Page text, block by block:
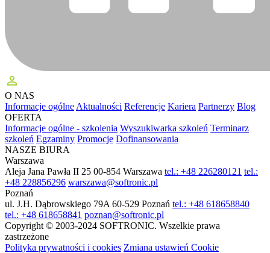
perm_identity
O NAS
Informacje ogólne Aktualności Referencje Kariera Partnerzy Blog
OFERTA
Informacje ogólne - szkolenia Wyszukiwarka szkoleń Terminarz
szkoleń Egzaminy Promocje Dofinansowania
NASZE BIURA
Warszawa
Aleja Jana Pawła II 25 00-854 Warszawa tel.: +48 226280121 tel.:
+48 228856296 warszawa@softronic.pl
Poznań
ul. J.H. Dąbrowskiego 79A 60-529 Poznań tel.: +48 618658840
tel.: +48 618658841 poznan@softronic.pl
Copyright © 2003-2024 SOFTRONIC. Wszelkie prawa
zastrzeżone
Polityka prywatności i cookies Zmiana ustawień Cookie